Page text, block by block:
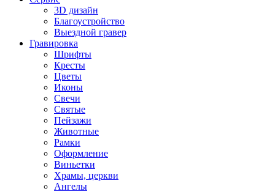
3D дизайн
Благоустройство
Выездной гравер
Гравировка
Шрифты
Кресты
Цветы
Иконы
Свечи
Святые
Пейзажи
Животные
Рамки
Оформление
Виньетки
Храмы, церкви
Ангелы